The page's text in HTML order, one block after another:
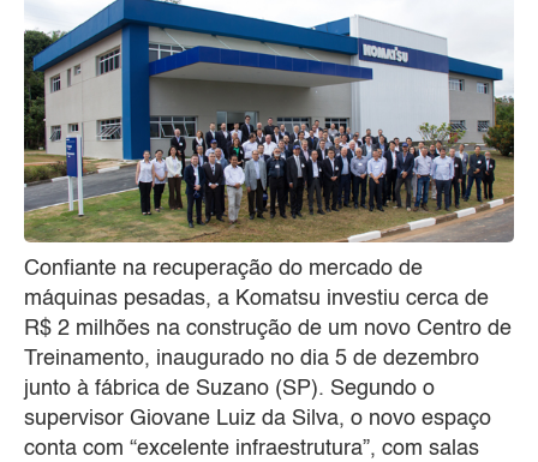
Confiante na recuperação do mercado de
máquinas pesadas, a Komatsu investiu cerca de
R$ 2 milhões na construção de um novo Centro de
Treinamento, inaugurado no dia 5 de dezembro
junto à fábrica de Suzano (SP). Segundo o
supervisor Giovane Luiz da Silva, o novo espaço
conta com “excelente infraestrutura”, com salas